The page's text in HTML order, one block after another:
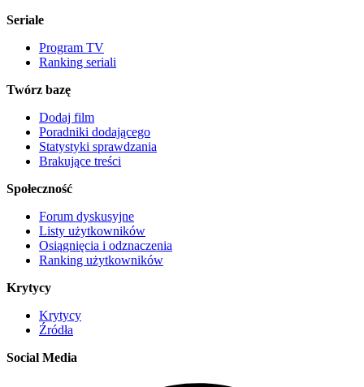
Seriale
Program TV
Ranking seriali
Twórz bazę
Dodaj film
Poradniki dodającego
Statystyki sprawdzania
Brakujące treści
Społeczność
Forum dyskusyjne
Listy użytkowników
Osiągnięcia i odznaczenia
Ranking użytkowników
Krytycy
Krytycy
Źródła
Social Media